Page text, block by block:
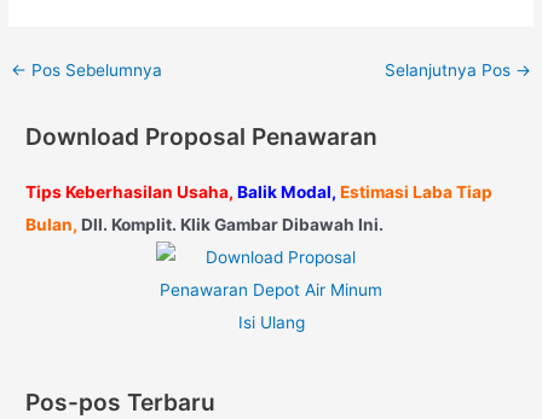
← Pos Sebelumnya Selanjutnya Pos →
Download Proposal Penawaran
Tips Keberhasilan Usaha, Balik Modal, Estimasi Laba Tiap
Bulan, Dll. Komplit. Klik Gambar Dibawah Ini.
Pos-pos Terbaru